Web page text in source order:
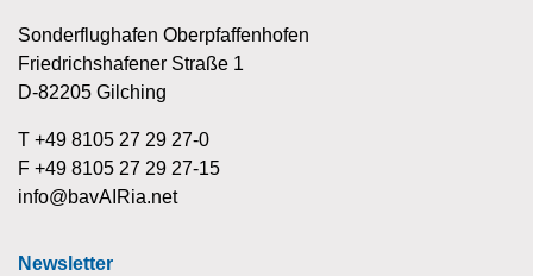
Sonderflughafen Oberpfaffenhofen
Friedrichshafener Straße 1
D-82205 Gilching
T +49 8105 27 29 27-0
F +49 8105 27 29 27-15
info@bavAIRia.net
Newsletter